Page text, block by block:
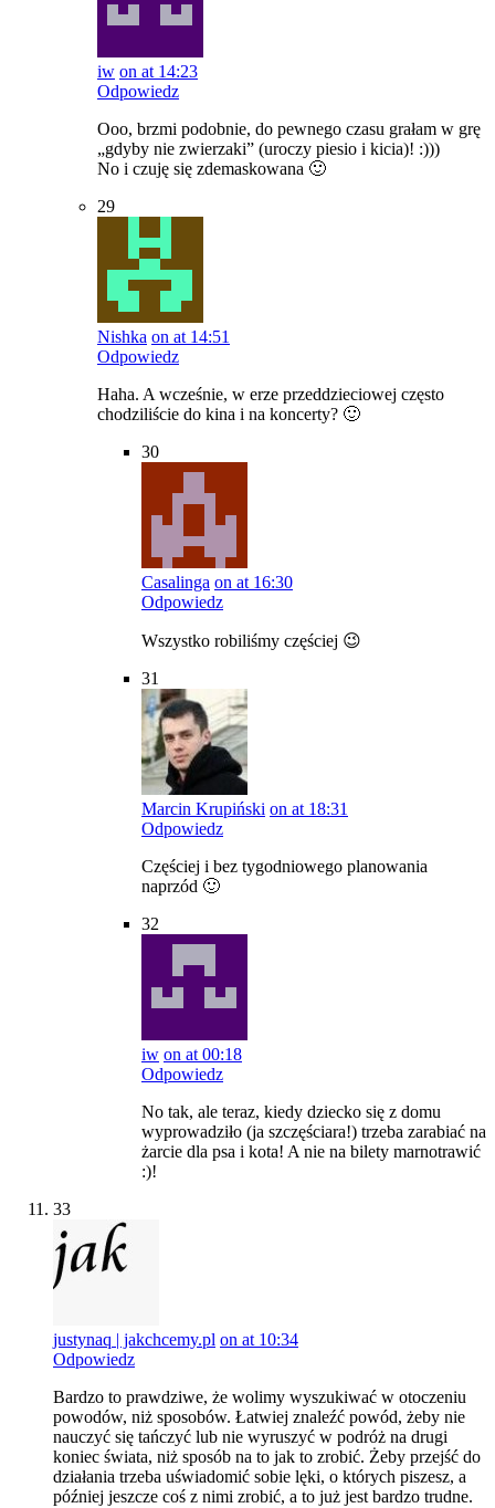
iw on at 14:23
Odpowiedz
Ooo, brzmi podobnie, do pewnego czasu grałam w grę
„gdyby nie zwierzaki” (uroczy piesio i kicia)! :)))
No i czuję się zdemaskowana 🙂
29
Nishka on at 14:51
Odpowiedz
Haha. A wcześnie, w erze przeddzieciowej często
chodziliście do kina i na koncerty? 🙂
30
Casalinga on at 16:30
Odpowiedz
Wszystko robiliśmy częściej 😉
31
Marcin Krupiński on at 18:31
Odpowiedz
Częściej i bez tygodniowego planowania
naprzód 🙂
32
iw on at 00:18
Odpowiedz
No tak, ale teraz, kiedy dziecko się z domu
wyprowadziło (ja szczęściara!) trzeba zarabiać na
żarcie dla psa i kota! A nie na bilety marnotrawić
:)!
33
justynaq | jakchcemy.pl on at 10:34
Odpowiedz
Bardzo to prawdziwe, że wolimy wyszukiwać w otoczeniu
powodów, niż sposobów. Łatwiej znaleźć powód, żeby nie
nauczyć się tańczyć lub nie wyruszyć w podróż na drugi
koniec świata, niż sposób na to jak to zrobić. Żeby przejść do
działania trzeba uświadomić sobie lęki, o których piszesz, a
później jeszcze coś z nimi zrobić, a to już jest bardzo trudne.